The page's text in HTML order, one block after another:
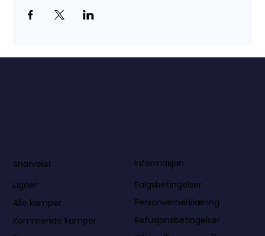
Snarveier
Ligaer
Alle kamper
Kommende kamper
Informasjon
Salgsbetingelser
Personvernerklæring
Refusjonsbetingelser